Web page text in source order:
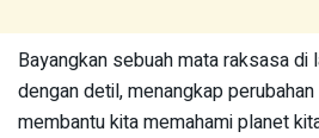
Bayangkan sebuah mata raksasa di
dengan detil, menangkap
membantu kita memahami planet